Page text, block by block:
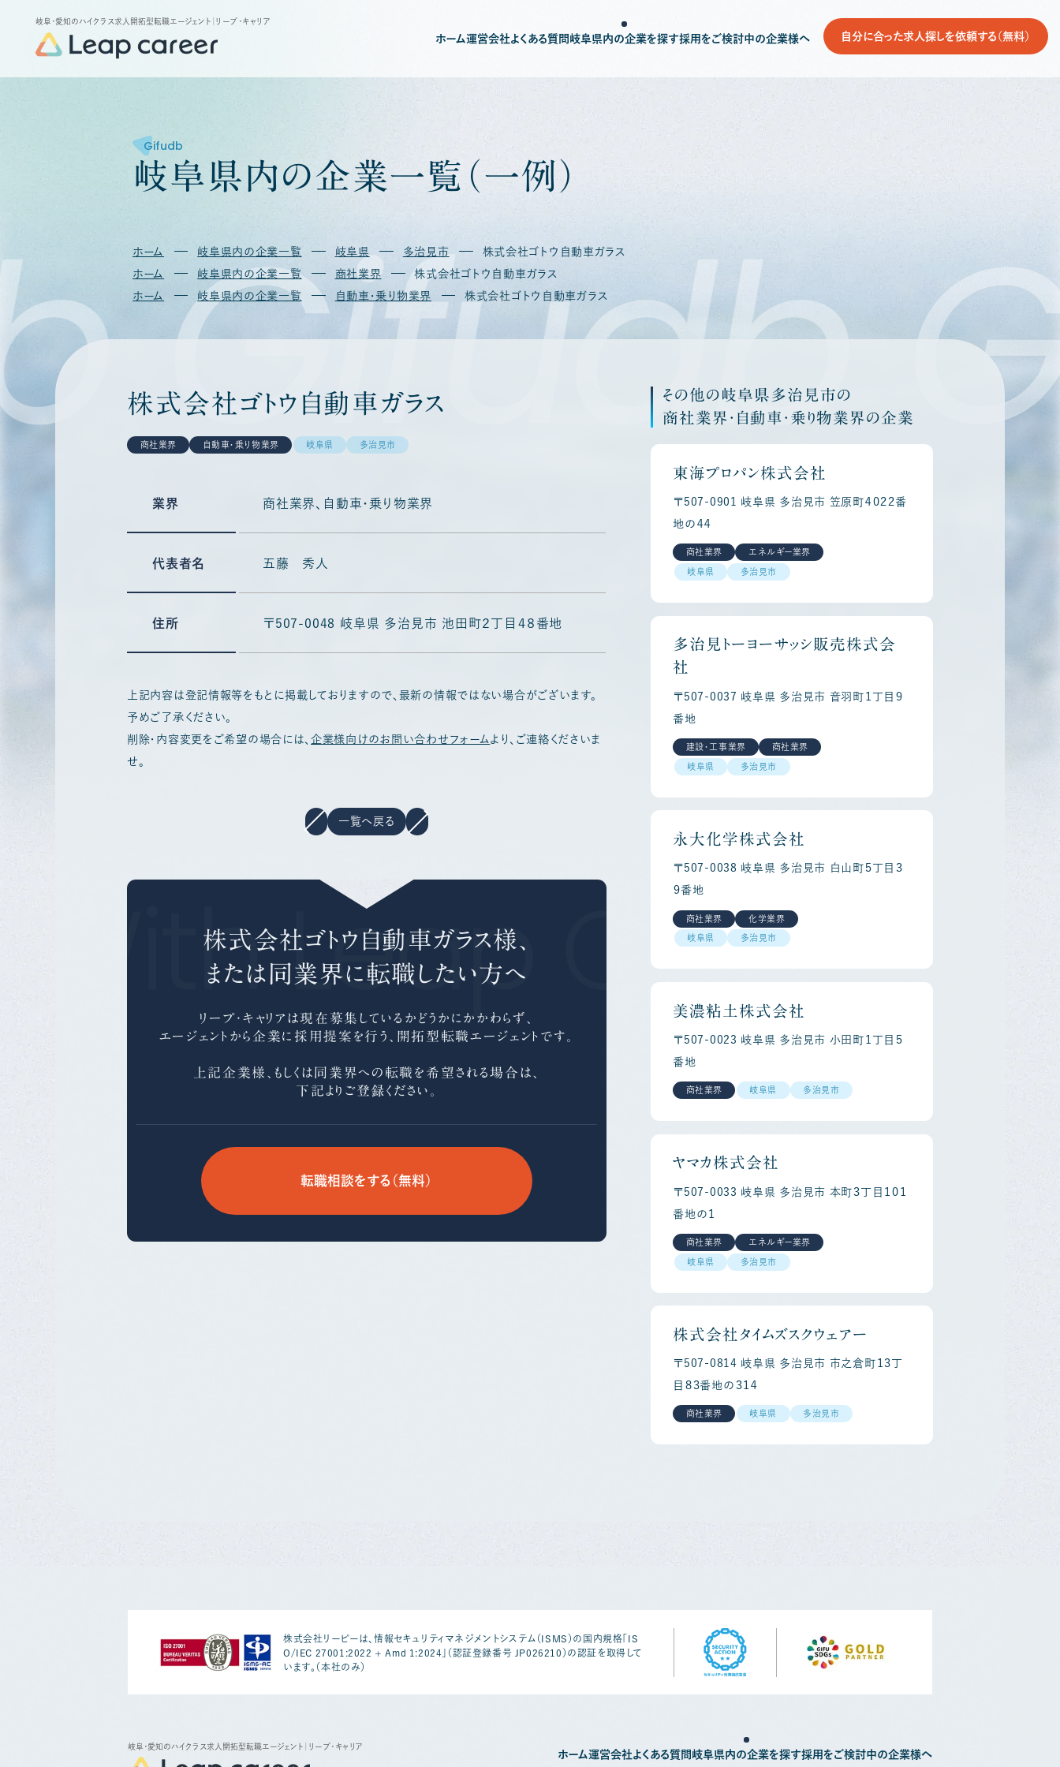
岐阜・愛知のハイクラス求人開拓型転職エージェント ｜リープ・キャリア
ホーム運営会社よくある質問 岐阜県内の企業を探す採用をご検討中の企業様へ 自分に合った求人探しを依頼する（無料）
Gifudb
岐阜 県内の企業一覧 （ 一例 ）
ホーム 岐阜県内の企業一覧 岐阜県 多治見市
株式会社ゴトウ自動車ガラス
ホーム
岐阜県内の企業一覧 商社業界
株式会社ゴトウ自動車ガラス
ホーム
岐阜県内の企業一覧 自動車・乗り物業界 株式会社ゴトウ自動車ガラス
Gifudb
株式会社ゴトウ自動車ガラス
商社業界 自動車・乗り物業界 岐阜県 多治見市
業界 商社業界 自動車・乗り物業界
代表者名 五藤 秀人
住所 〒507-0048 岐阜県 多治見市 池田町２丁目４８番地
上記内容は登記情報等をもとに掲載しておりますので、最新の情報ではない場合がございます。
予めご了承ください。
削除・内容変更をご希望の場合には、企業様向けのお問い合わせフォーム より、ご連絡くださいま
せ。
一覧へ戻る
Leap Career
株式会社ゴトウ自動車ガラス様、
または同業界に転職したい方へ
リープ・キャリアは現在募集しているかどうかにかかわらず、
エージェントから企業に採用提案を行う、
開拓型転職エージェントです。
上記企業様、もしくは同業界への 転職を希望される場合は、
下記よりご登録ください。
転職相談をする（無料）
その他の岐阜県多治見市の
商社業界・自動車・乗り物業界の企業
東海プロパン株式会社
〒507-0901 岐阜県 多治見市 笠原町４０２２番
地の４４
商社業界 エネルギー業界
岐阜県 多治見市
多治見トーヨーサッシ販売株式会
社
〒507-0037 岐阜県 多治見市 音羽町１丁目９
番地
建設・工事業界 商社業界
岐阜県 多治見市
永大化学株式会社
〒507-0038 岐阜県 多治見市 白山町５丁目３
９番地
商社業界 化学業界
岐阜県 多治見市
美濃粘土株式会社
〒507-0023 岐阜県 多治見市 小田町１丁目５
番地
商社業界 岐阜県 多治見市
ヤマカ株式会社
〒507-0033 岐阜県 多治見市 本町３丁目１０１
番地の１
商社業界 エネルギー業界
岐阜県 多治見市
株式会社タイムズスクウェアー
〒507-0814 岐阜県 多治見市 市之倉町１３丁
目８３番地の３１４
商社業界 岐阜県 多治見市
株式会社リーピーは、情報セキュリティマネジメントシステム（ISMS）の国内規格「IS
O/IEC 27001:2022 + Amd 1:2024」（認証登録番号 JP026210）の認証を取得して
います。（本社のみ）
岐阜・愛知のハイクラス求人開拓型転職エージェント ｜リープ・キャリア
ホーム運営会社よくある質問 岐阜県内の企業を探す採用をご検討中の企業様へ